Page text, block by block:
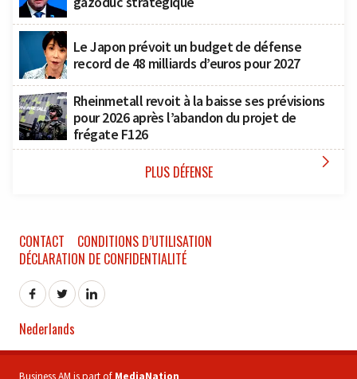
Le Japon prévoit un budget de défense
record de 48 milliards d’euros pour 2027
Rheinmetall revoit à la baisse ses prévisions
pour 2026 après l’abandon du projet de
frégate F126
PLUS DÉFENSE 
CONTACT
CONDITIONS D’UTILISATION
DÉCLARATION DE CONFIDENTIALITÉ
Nederlands
Business AM is part of MediaNation